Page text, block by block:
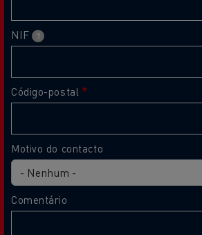
NIF ?
Código-postal
Motivo do contacto
Comentário